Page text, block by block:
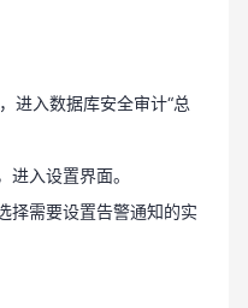
进入数据库安全审计“总
进入设置界面。
择需要设置告警通知的实